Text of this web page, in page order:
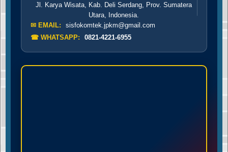
Jl. Karya Wisata, Kab. Deli Serdang, Prov. Sumatera
Utara, Indonesia.
✉ EMAIL:
sisfokomtek.jpkm@gmail.com
☎ WHATSAPP:
0821-4221-6955